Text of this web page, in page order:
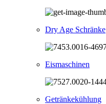
Dry Age Schränke
Eismaschinen
Getränkekühlung